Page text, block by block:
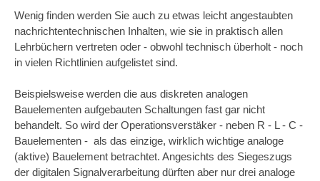
Wenig finden werden Sie auch zu etwas leicht angestaubten
nachrichtentechnischen Inhalten, wie sie in praktisch allen
Lehrbüchern vertreten oder - obwohl technisch überholt - noch
in vielen Richtlinien aufgelistet sind.
Beispielsweise werden die aus diskreten analogen
Bauelementen aufgebauten Schaltungen fast gar nicht
behandelt. So wird der Operationsverstäker - neben R - L - C -
Bauelementen - als das einzige, wirklich wichtige analoge
(aktive) Bauelement betrachtet. Angesichts des Siegeszugs
der digitalen Signalverarbeitung dürften aber nur drei analoge